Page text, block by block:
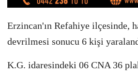
Erzincan'ın Refahiye ilçesinde,
devrilmesi sonucu 6 kişi
K.G. idaresindeki 06 CNA 36